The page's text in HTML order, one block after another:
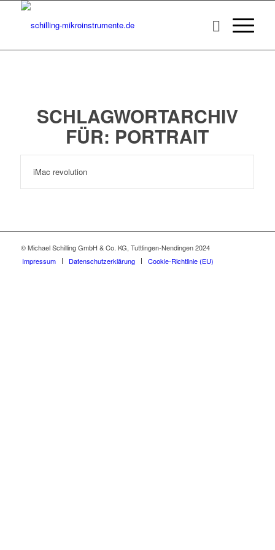
SCHLAGWORTARCHIV
FÜR: PORTRAIT
iMac revolution
© Michael Schilling GmbH & Co. KG, Tuttlingen-Nendingen 2024
Impressum
Datenschutzerklärung Cookie-Richtlinie (EU)